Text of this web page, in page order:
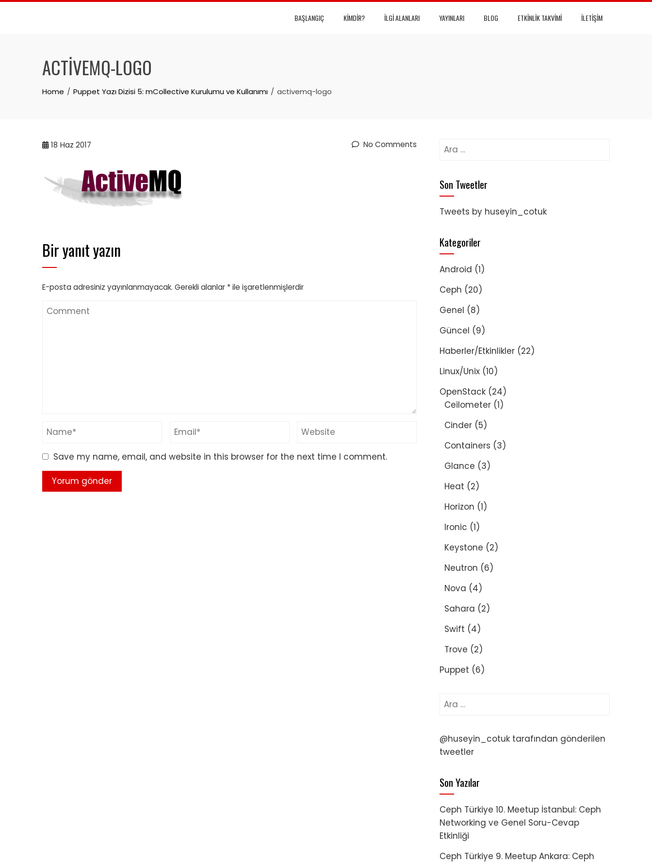
Skip
BAŞLANGIÇ KIMDIR? İLGI ALANLARI YAYINLARI BLOG ETKINLIK TAKVIMI İLETIŞIM
ACTIVEMQ-LOGO
Home Puppet Yazı Dizisi 5: mCollective Kurulumu ve Kullanımı activemq-logo
18 Haz 2017 No Comments
Bir yanıt yazın
E-posta adresiniz yayınlanmayacak. Gerekli alanlar *ile işaretlenmişlerdir
Save my name, email, and website in this browser for the next time I comment.
Arama:
Son Tweetler
Tweets by huseyin_cotuk
Kategoriler
Android (1)
Ceph (20)
Genel (8)
Güncel (9)
Haberler/Etkinlikler (22)
Linux/Unix (10)
OpenStack (24)
Ceilometer (1)
Cinder (5)
Containers (3)
Glance (3)
Heat (2)
Horizon (1)
Ironic (1)
Keystone (2)
Neutron (6)
Nova (4)
Sahara (2)
Swift (4)
Trove (2)
Puppet (6)
Arama:
@huseyin_cotuk tarafından gönderilen
tweetler
Son Yazılar
Ceph Türkiye 10. Meetup İstanbul: Ceph
Networking ve Genel Soru-Cevap
Etkinliği
Ceph Türkiye 9. Meetup Ankara: Ceph